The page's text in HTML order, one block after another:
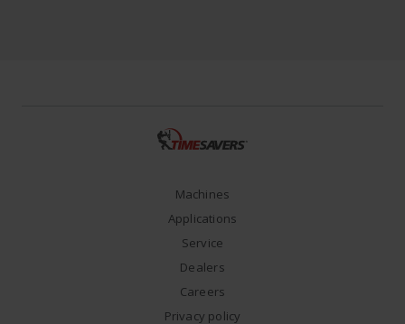
Machines
Applications
Service
Dealers
Careers
Privacy policy